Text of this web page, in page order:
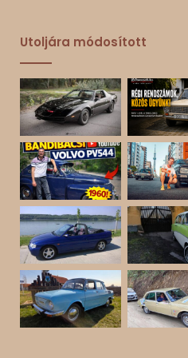
Utoljára módosított